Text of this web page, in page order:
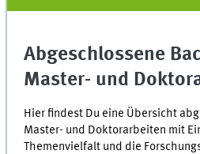
Abgeschlossene
Master- und
Hier findest Du eine Übersicht
Master- und Doktorarbeiten mit
Themenvielfalt und die